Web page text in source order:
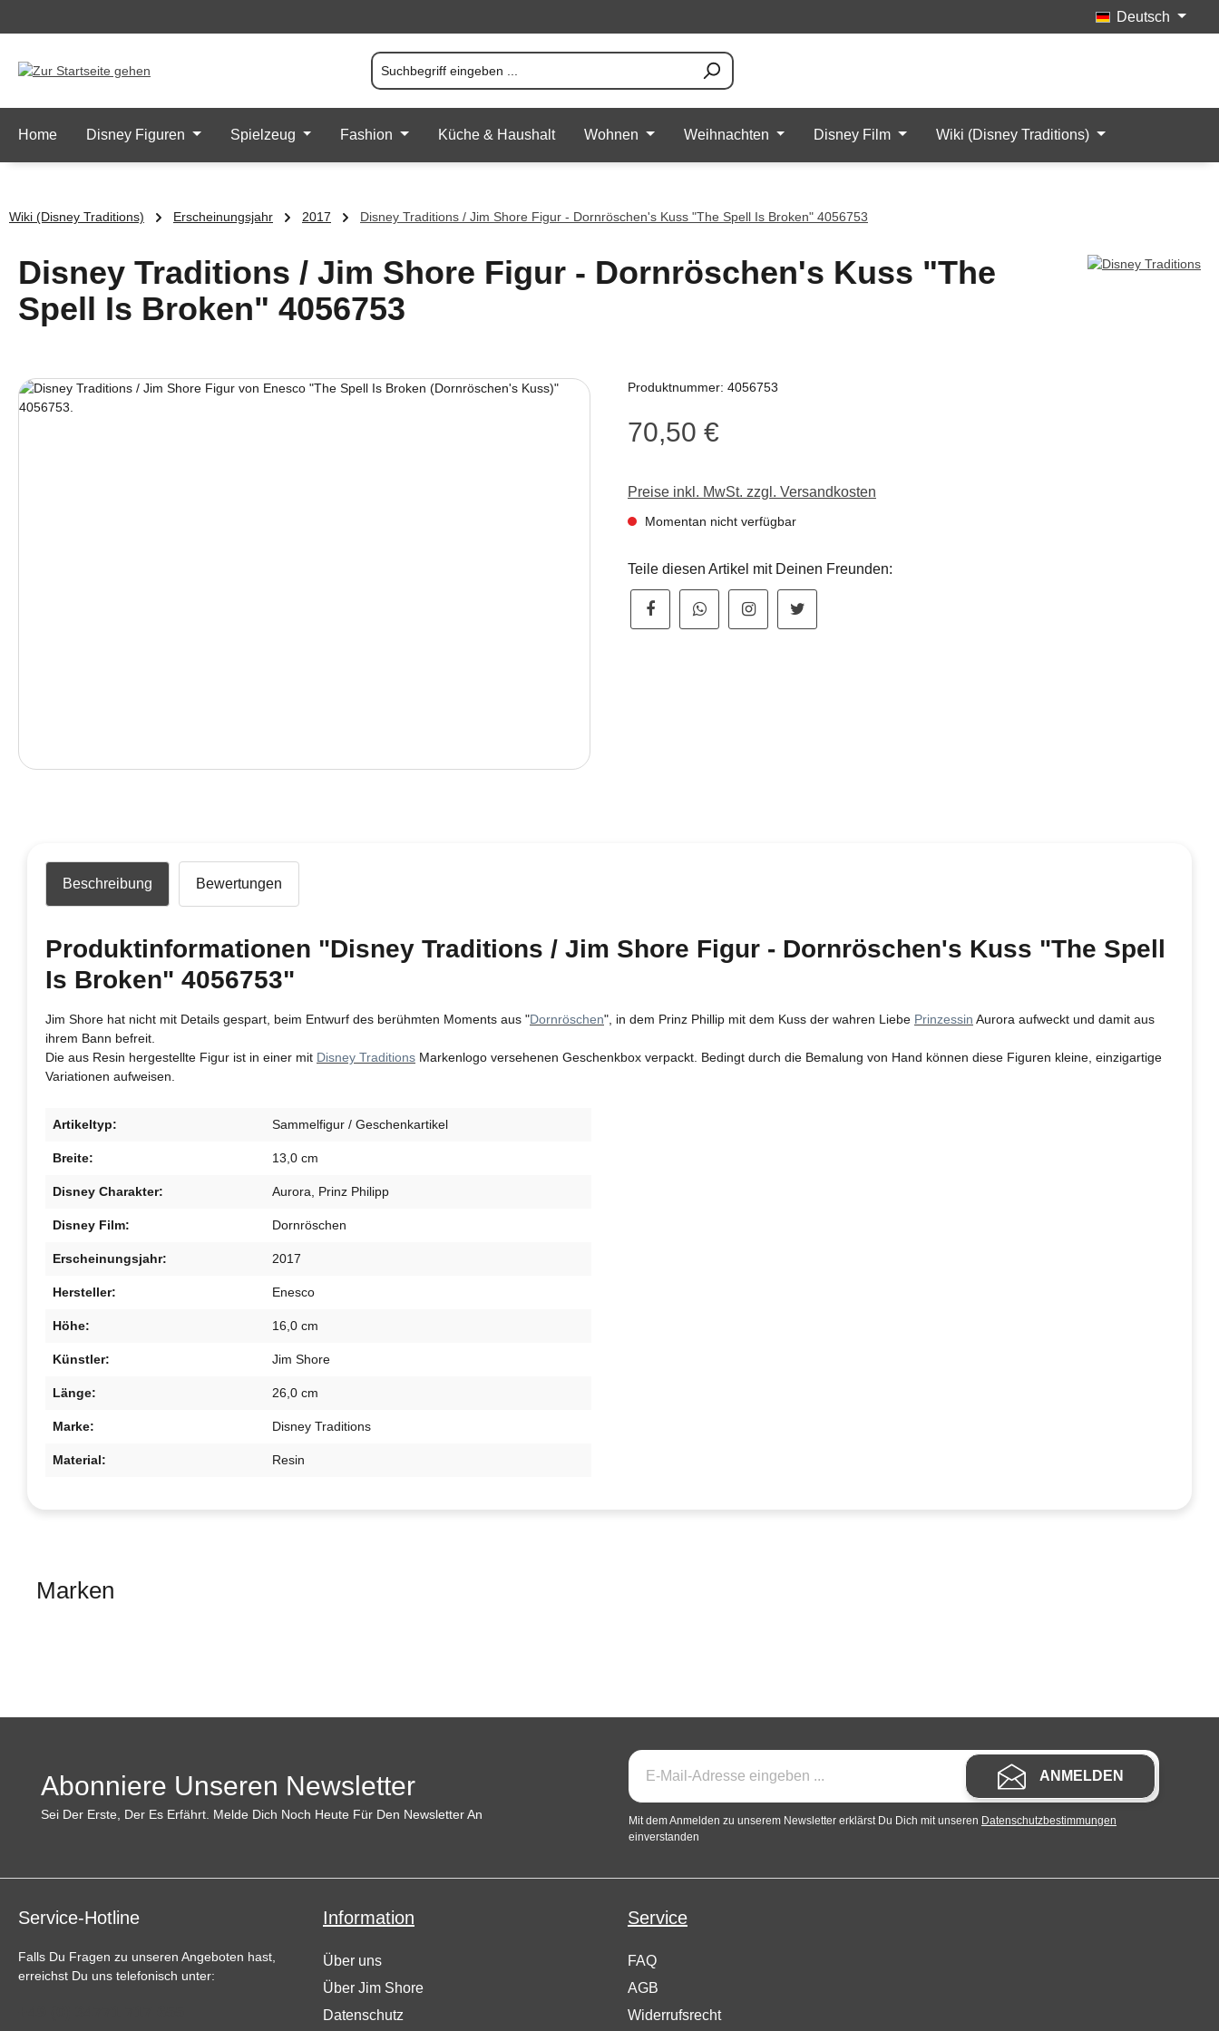
Deutsch
Home Disney Figuren Spielzeug Fashion Küche & Haushalt Wohnen Weihnachten Disney Film Wiki (Disney Traditions)
Wiki (Disney Traditions) Erscheinungsjahr 2017 Disney Traditions / Jim Shore Figur - Dornröschen's Kuss "The Spell Is Broken" 4056753
Disney Traditions / Jim Shore Figur - Dornröschen's Kuss "The
Spell Is Broken" 4056753
Bildergalerie überspringen Produktnummer: 4056753
Regulärer Preis:
70,50 €
Preise inkl. MwSt. zzgl. Versandkosten
Momentan nicht verfügbar
Teile diesen Artikel mit Deinen Freunden:
Beschreibung Bewertungen
Produktinformationen "Disney Traditions / Jim Shore Figur - Dornröschen's Kuss "The Spell
Is Broken" 4056753"
Jim Shore hat nicht mit Details gespart, beim Entwurf des berühmten Moments aus "Dornröschen", in dem Prinz Phillip mit dem Kuss der wahren Liebe Prinzessin Aurora aufweckt und damit aus
ihrem Bann befreit.
Die aus Resin hergestellte Figur ist in einer mit Disney Traditions Markenlogo versehenen Geschenkbox verpackt. Bedingt durch die Bemalung von Hand können diese Figuren kleine, einzigartige
Variationen aufweisen.
Artikeltyp: Sammelfigur / Geschenkartikel
Breite: 13,0 cm
Disney Charakter: Aurora, Prinz Philipp
Disney Film: Dornröschen
Erscheinungsjahr: 2017
Hersteller: Enesco
Höhe: 16,0 cm
Künstler: Jim Shore
Länge: 26,0 cm
Marke: Disney Traditions
Material: Resin
Marken
Abonniere Unseren Newsletter
Sei Der Erste, Der Es Erfährt. Melde Dich Noch Heute Für Den Newsletter An
ANMELDEN
Mit dem Anmelden zu unserem Newsletter erklärst Du Dich mit unseren Datenschutzbestimmungen
einverstanden
Service-Hotline
Falls Du Fragen zu unseren Angeboten hast,
erreichst Du uns telefonisch unter:
Information
Über uns
Über Jim Shore
Datenschutz
Service
FAQ
AGB
Widerrufsrecht